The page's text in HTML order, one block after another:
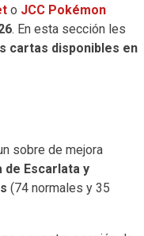
o JCC Pokémon
. En esta sección les
cartas disponibles en
sobre de mejora
de Escarlata y
(74 normales y 35